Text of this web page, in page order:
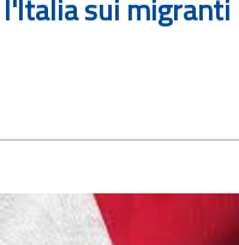
l'Italia sui migranti